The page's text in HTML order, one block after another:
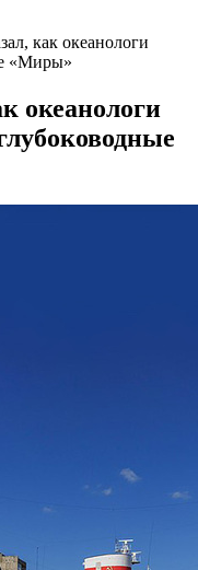
как океанологи
«Миры»
океанологи